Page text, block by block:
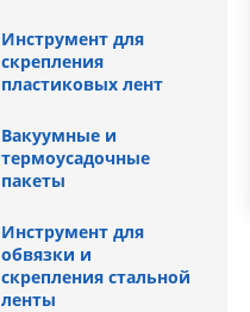
Инструмент для
скрепления
пластиковых лент
Вакуумные и
термоусадочные
пакеты
Инструмент для
обвязки и
скрепления стальной
ленты